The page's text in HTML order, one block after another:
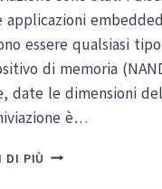
applicazioni
essere qualsiasi
di memoria
date le dimensioni
è…
DI PIÙ EMFILE